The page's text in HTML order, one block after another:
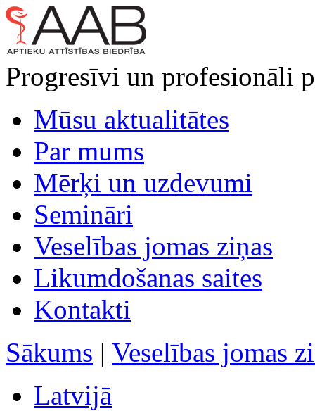
Progresīvi un profesionāli
Mūsu aktualitātes
Par mums
Mērķi un uzdevumi
Semināri
Veselības jomas ziņas
Likumdošanas saites
Kontakti
Sākums | Veselības jomas
Latvijā